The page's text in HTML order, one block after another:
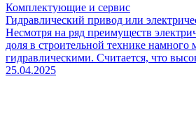
Комплектующие и сервис
Гидравлический привод или
Несмотря на ряд преимуществ
доля в строительной технике
гидравлическими. Считается, что
25.04.2025